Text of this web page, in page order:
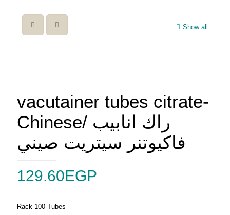
Show all
vacutainer tubes citrate-
Chinese/ راك انابيب
فاكيوتنر سيتريت صيني
129.60EGP
Rack 100 Tubes